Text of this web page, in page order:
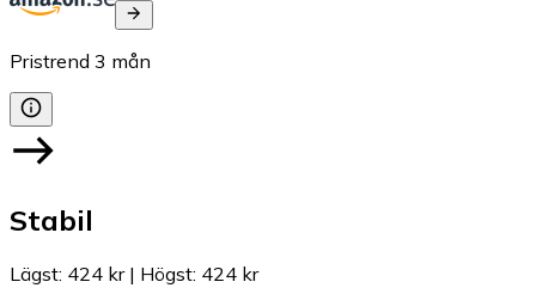
Pristrend 3 mån
Stabil
Lägst: 424 kr| Högst: 424 kr